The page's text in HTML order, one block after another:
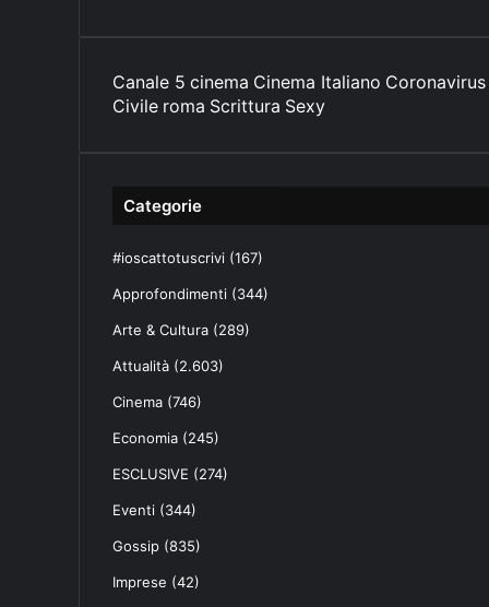
a
i
Canale 5 cinema Cinema Italiano Coronavirus
Civile roma Scrittura Sexy
Categorie
#ioscattotuscrivi (167)
Approfondimenti (344)
Arte & Cultura (289)
Attualità (2.603)
Cinema (746)
Economia (245)
ESCLUSIVE (274)
Eventi (344)
Gossip (835)
Imprese (42)